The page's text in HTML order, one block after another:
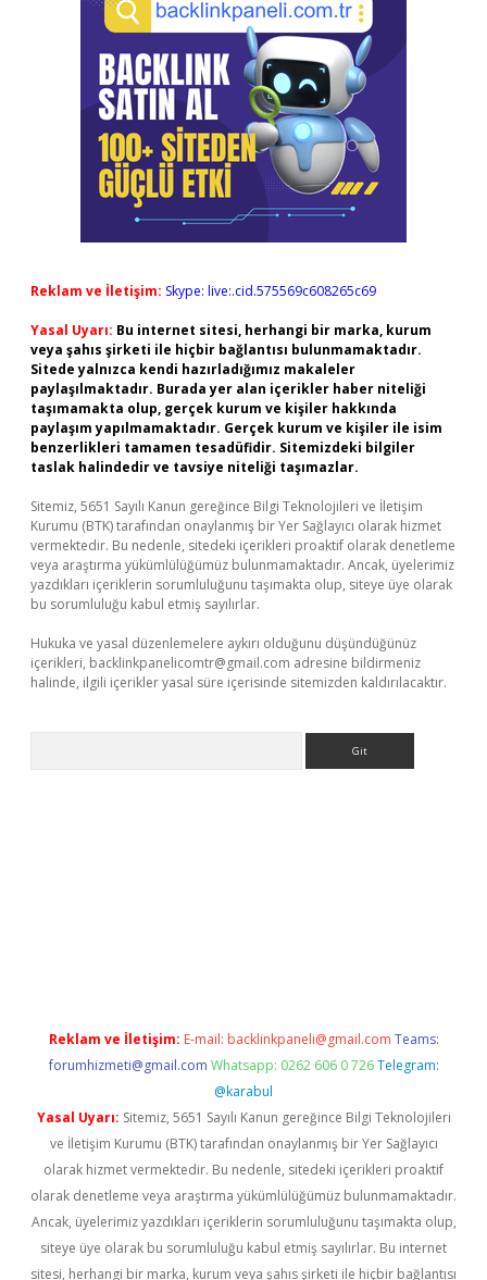
Reklam ve İletişim: Skype: live:.cid.575569c608265c69
Yasal Uyarı: Bu internet sitesi, herhangi bir marka, kurum
veya şahıs şirketi ile hiçbir bağlantısı bulunmamaktadır.
Sitede yalnızca kendi hazırladığımız makaleler
paylaşılmaktadır. Burada yer alan içerikler haber niteliği
taşımamakta olup, gerçek kurum ve kişiler hakkında
paylaşım yapılmamaktadır. Gerçek kurum ve kişiler ile isim
benzerlikleri tamamen tesadüfidir. Sitemizdeki bilgiler
taslak halindedir ve tavsiye niteliği taşımazlar.
Sitemiz, 5651 Sayılı Kanun gereğince Bilgi Teknolojileri ve İletişim
Kurumu (BTK) tarafından onaylanmış bir Yer Sağlayıcı olarak hizmet
vermektedir. Bu nedenle, sitedeki içerikleri proaktif olarak denetleme
veya araştırma yükümlülüğümüz bulunmamaktadır. Ancak, üyelerimiz
yazdıkları içeriklerin sorumluluğunu taşımakta olup, siteye üye olarak
bu sorumluluğu kabul etmiş sayılırlar.
Hukuka ve yasal düzenlemelere aykırı olduğunu düşündüğünüz
içerikleri, backlinkpanelicomtr@gmail.com adresine bildirmeniz
halinde, ilgili içerikler yasal süre içerisinde sitemizden kaldırılacaktır.
Reklam ve İletişim: E-mail: backlinkpaneli@gmail.com Teams:
forumhizmeti@gmail.com Whatsapp: 0262 606 0 726 Telegram:
@karabul
Yasal Uyarı: Sitemiz, 5651 Sayılı Kanun gereğince Bilgi Teknolojileri
ve İletişim Kurumu (BTK) tarafından onaylanmış bir Yer Sağlayıcı
olarak hizmet vermektedir. Bu nedenle, sitedeki içerikleri proaktif
olarak denetleme veya araştırma yükümlülüğümüz bulunmamaktadır.
Ancak, üyelerimiz yazdıkları içeriklerin sorumluluğunu taşımakta olup,
siteye üye olarak bu sorumluluğu kabul etmiş sayılırlar. Bu internet
sitesi, herhangi bir marka, kurum veya şahıs şirketi ile hiçbir bağlantısı